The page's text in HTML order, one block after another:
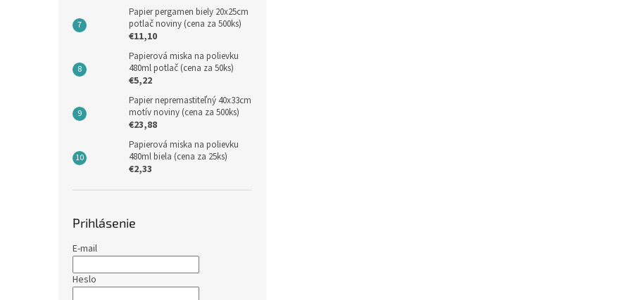
Papier pergamen biely 20x25cm
potlač noviny (cena za 500ks)
€11,10
Papierová miska na polievku
480ml potlač (cena za 50ks)
€5,22
Papier nepremastiteľný 40x33cm
motív noviny (cena za 500ks)
€23,88
Papierová miska na polievku
480ml biela (cena za 25ks)
€2,33
Prihlásenie
E-mail
Heslo